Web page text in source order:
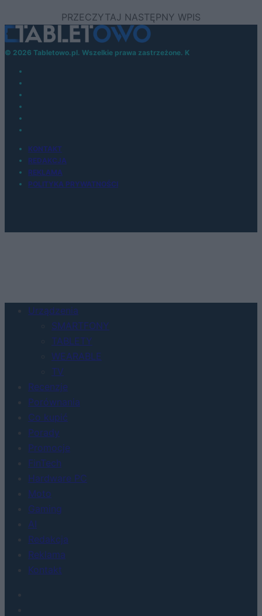
© 2026 Tabletowo.pl. Wszelkie prawa zastrzeżone. K
KONTAKT
REDAKCJA
REKLAMA
POLITYKA PRYWATNOŚCI
Urządzenia
SMARTFONY
TABLETY
WEARABLE
TV
Recenzje
Porównania
Co kupić
Porady
Promocje
FinTech
Hardware PC
Moto
Gaming
AI
Redakcja
Reklama
Kontakt